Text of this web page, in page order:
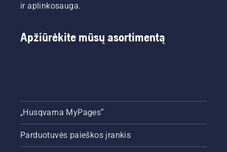
ir aplinkosauga.
Apžiūrėkite mūsų asortimentą
„Husqvarna MyPages“
Parduotuvės paieškos įrankis